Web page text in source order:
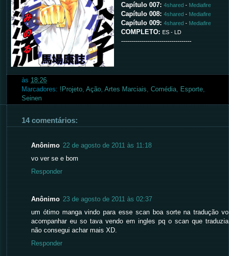
Capítulo 007: 4shared - Mediafire
Capítulo 008: 4shared - Mediafire
Capítulo 009: 4shared - Mediafire
COMPLETO: ES - LD
-----------------------------------
às 18:26
Marcadores: !Projeto Ação Artes Marciais Comédia Esporte
Seinen
14 comentários:
Anônimo 22 de agosto de 2011 às 11:18
vo ver se e bom
Responder
Anônimo 23 de agosto de 2011 às 02:37
um ótimo manga vindo para esse scan boa sorte na tradução vo
acompanhar eu so tava vendo em ingles pq o scan que traduzia
não consegui achar mais XD.
Responder